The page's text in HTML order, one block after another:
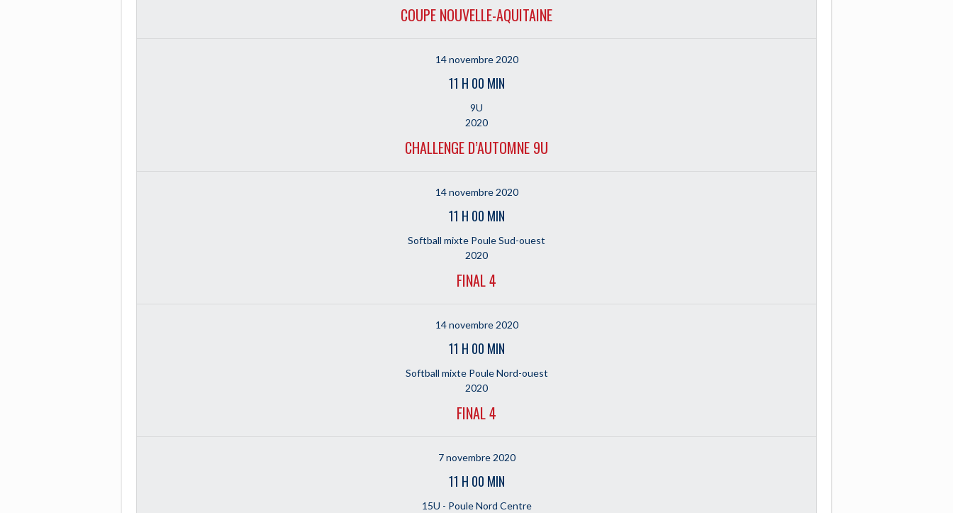
COUPE NOUVELLE-AQUITAINE
14 novembre 2020
11 H 00 MIN
9U
2020
CHALLENGE D’AUTOMNE 9U
14 novembre 2020
11 H 00 MIN
Softball mixte Poule Sud-ouest
2020
FINAL 4
14 novembre 2020
11 H 00 MIN
Softball mixte Poule Nord-ouest
2020
FINAL 4
7 novembre 2020
11 H 00 MIN
15U - Poule Nord Centre